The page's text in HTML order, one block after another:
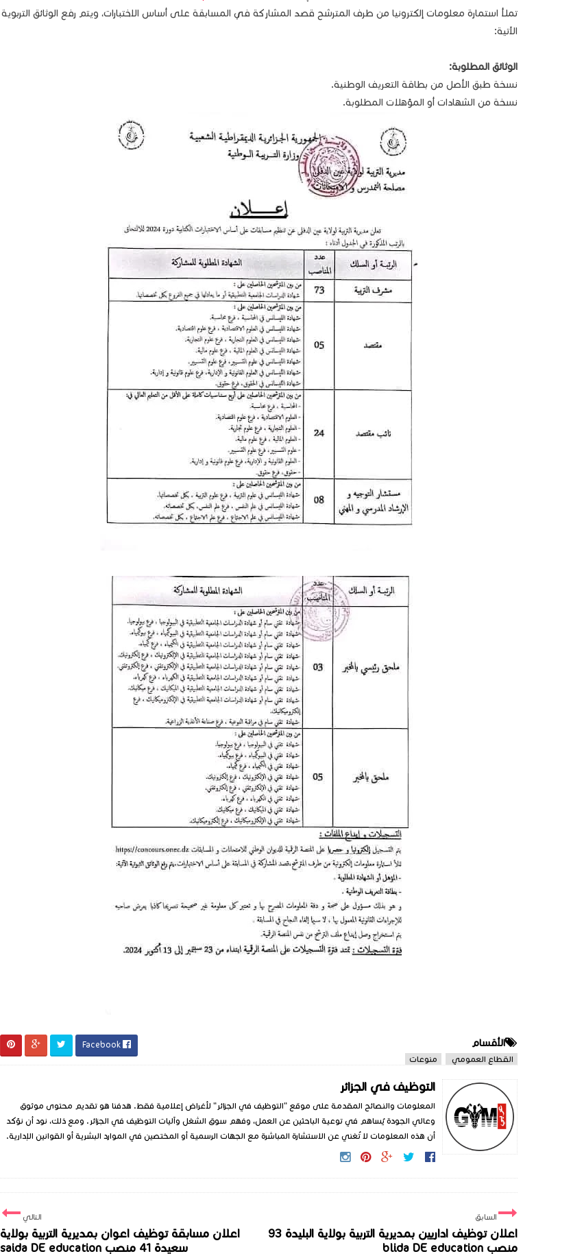
تملأ استمارة معلومات إلكترونيا من طرف المترشح قصد المشاركة في المسابقة على أساس الاختبارات، ويتم رفع الوثائق التربوية
الآتية:
الوثائق المطلوبة:
نسخة طبق الأصل من بطاقة التعريف الوطنية.
نسخة من الشهادات أو المؤهلات المطلوبة.
الأقسام
القطاع العمومي منوعات
التوظيف في الجزائر
المعلومات والنصائح المقدمة على موقع "التوظيف في الجزائر" لأغراض إعلامية فقط. هدفنا هو تقديم محتوى موثوق
وعالي الجودة يُساهم في توعية الباحثين عن العمل، وفهم سوق الشغل وآليات التوظيف في الجزائر. ومع ذلك، نود أن نؤكد
أن هذه المعلومات لا تُغني عن الاستشارة المباشرة مع الجهات الرسمية أو المختصين في الموارد البشرية أو القوانين الإدارية.
التالي
اعلان مسابقة توظيف اعوان بمديرية التربية بولاية
سعيدة 41 منصب saida DE education
السابق
اعلان توظيف اداريين بمديرية التربية بولاية البليدة 93
منصب blida DE education